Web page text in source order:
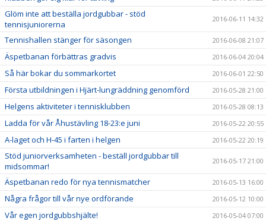
Glöm inte att beställa jordgubbar - stöd
tennisjuniorerna
2016-06-11 14:32
Tennishallen stänger för säsongen 2016-06-08 21:07
Äspetbanan förbättras gradvis 2016-06-04 20:04
Så här bokar du sommarkortet 2016-06-01 22:50
Första utbildningen i Hjärt-lungräddning genomförd 2016-05-28 21:00
Helgens aktiviteter i tennisklubben 2016-05-28 08:13
Ladda för vår Åhustävling 18-23:e juni 2016-05-22 20:55
A-laget och H-45 i farten i helgen 2016-05-22 20:19
Stöd juniorverksamheten - beställ jordgubbar till
midsommar!
2016-05-17 21:00
Äspetbanan redo för nya tennismatcher 2016-05-13 16:00
Några frågor till vår nye ordförande 2016-05-12 10:00
Vår egen jordgubbshjälte! 2016-05-04 07:00